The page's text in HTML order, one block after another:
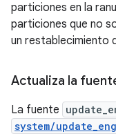
particiones en la
particiones que no
un restablecimiento
Actualiza la
La fuente
system/